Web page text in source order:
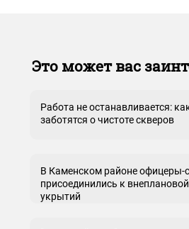
Это может вас
Работа не останавливается:
заботятся о чистоте скверов
В Каменском районе офицеры-
присоединились к
укрытий